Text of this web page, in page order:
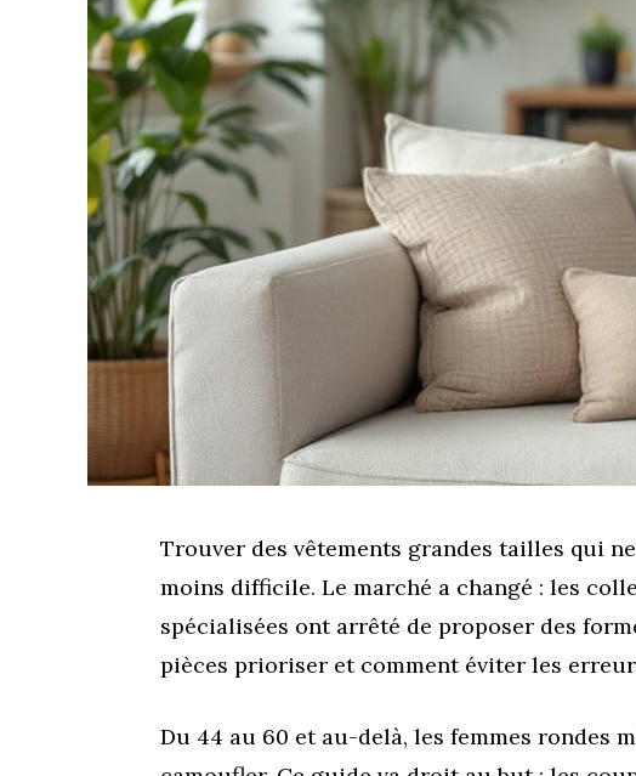
Trouver des vêtements grandes tailles qui
moins difficile. Le marché a changé : les
spécialisées ont arrêté de proposer des
pièces prioriser et comment éviter les
Du 44 au 60 et au-delà, les femmes rondes